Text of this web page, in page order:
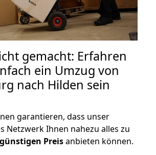
gemacht: Erfahren
ein Umzug von
nach Hilden sein
garantieren, dass unser
Netzwerk Ihnen nahezu alles zu
Preisanbieten können.